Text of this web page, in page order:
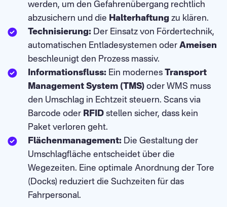
werden, um den Gefahrenübergang rechtlich
abzusichern und die Halterhaftung zu klären.
Technisierung: Der Einsatz von Fördertechnik,
automatischen Entladesystemen oder Ameisen
beschleunigt den Prozess massiv.
Informationsfluss: Ein modernes Transport
Management System (TMS) oder WMS muss
den Umschlag in Echtzeit steuern. Scans via
Barcode oder RFID stellen sicher, dass kein
Paket verloren geht.
Flächenmanagement: Die Gestaltung der
Umschlagfläche entscheidet über die
Wegezeiten. Eine optimale Anordnung der Tore
(Docks) reduziert die Suchzeiten für das
Fahrpersonal.